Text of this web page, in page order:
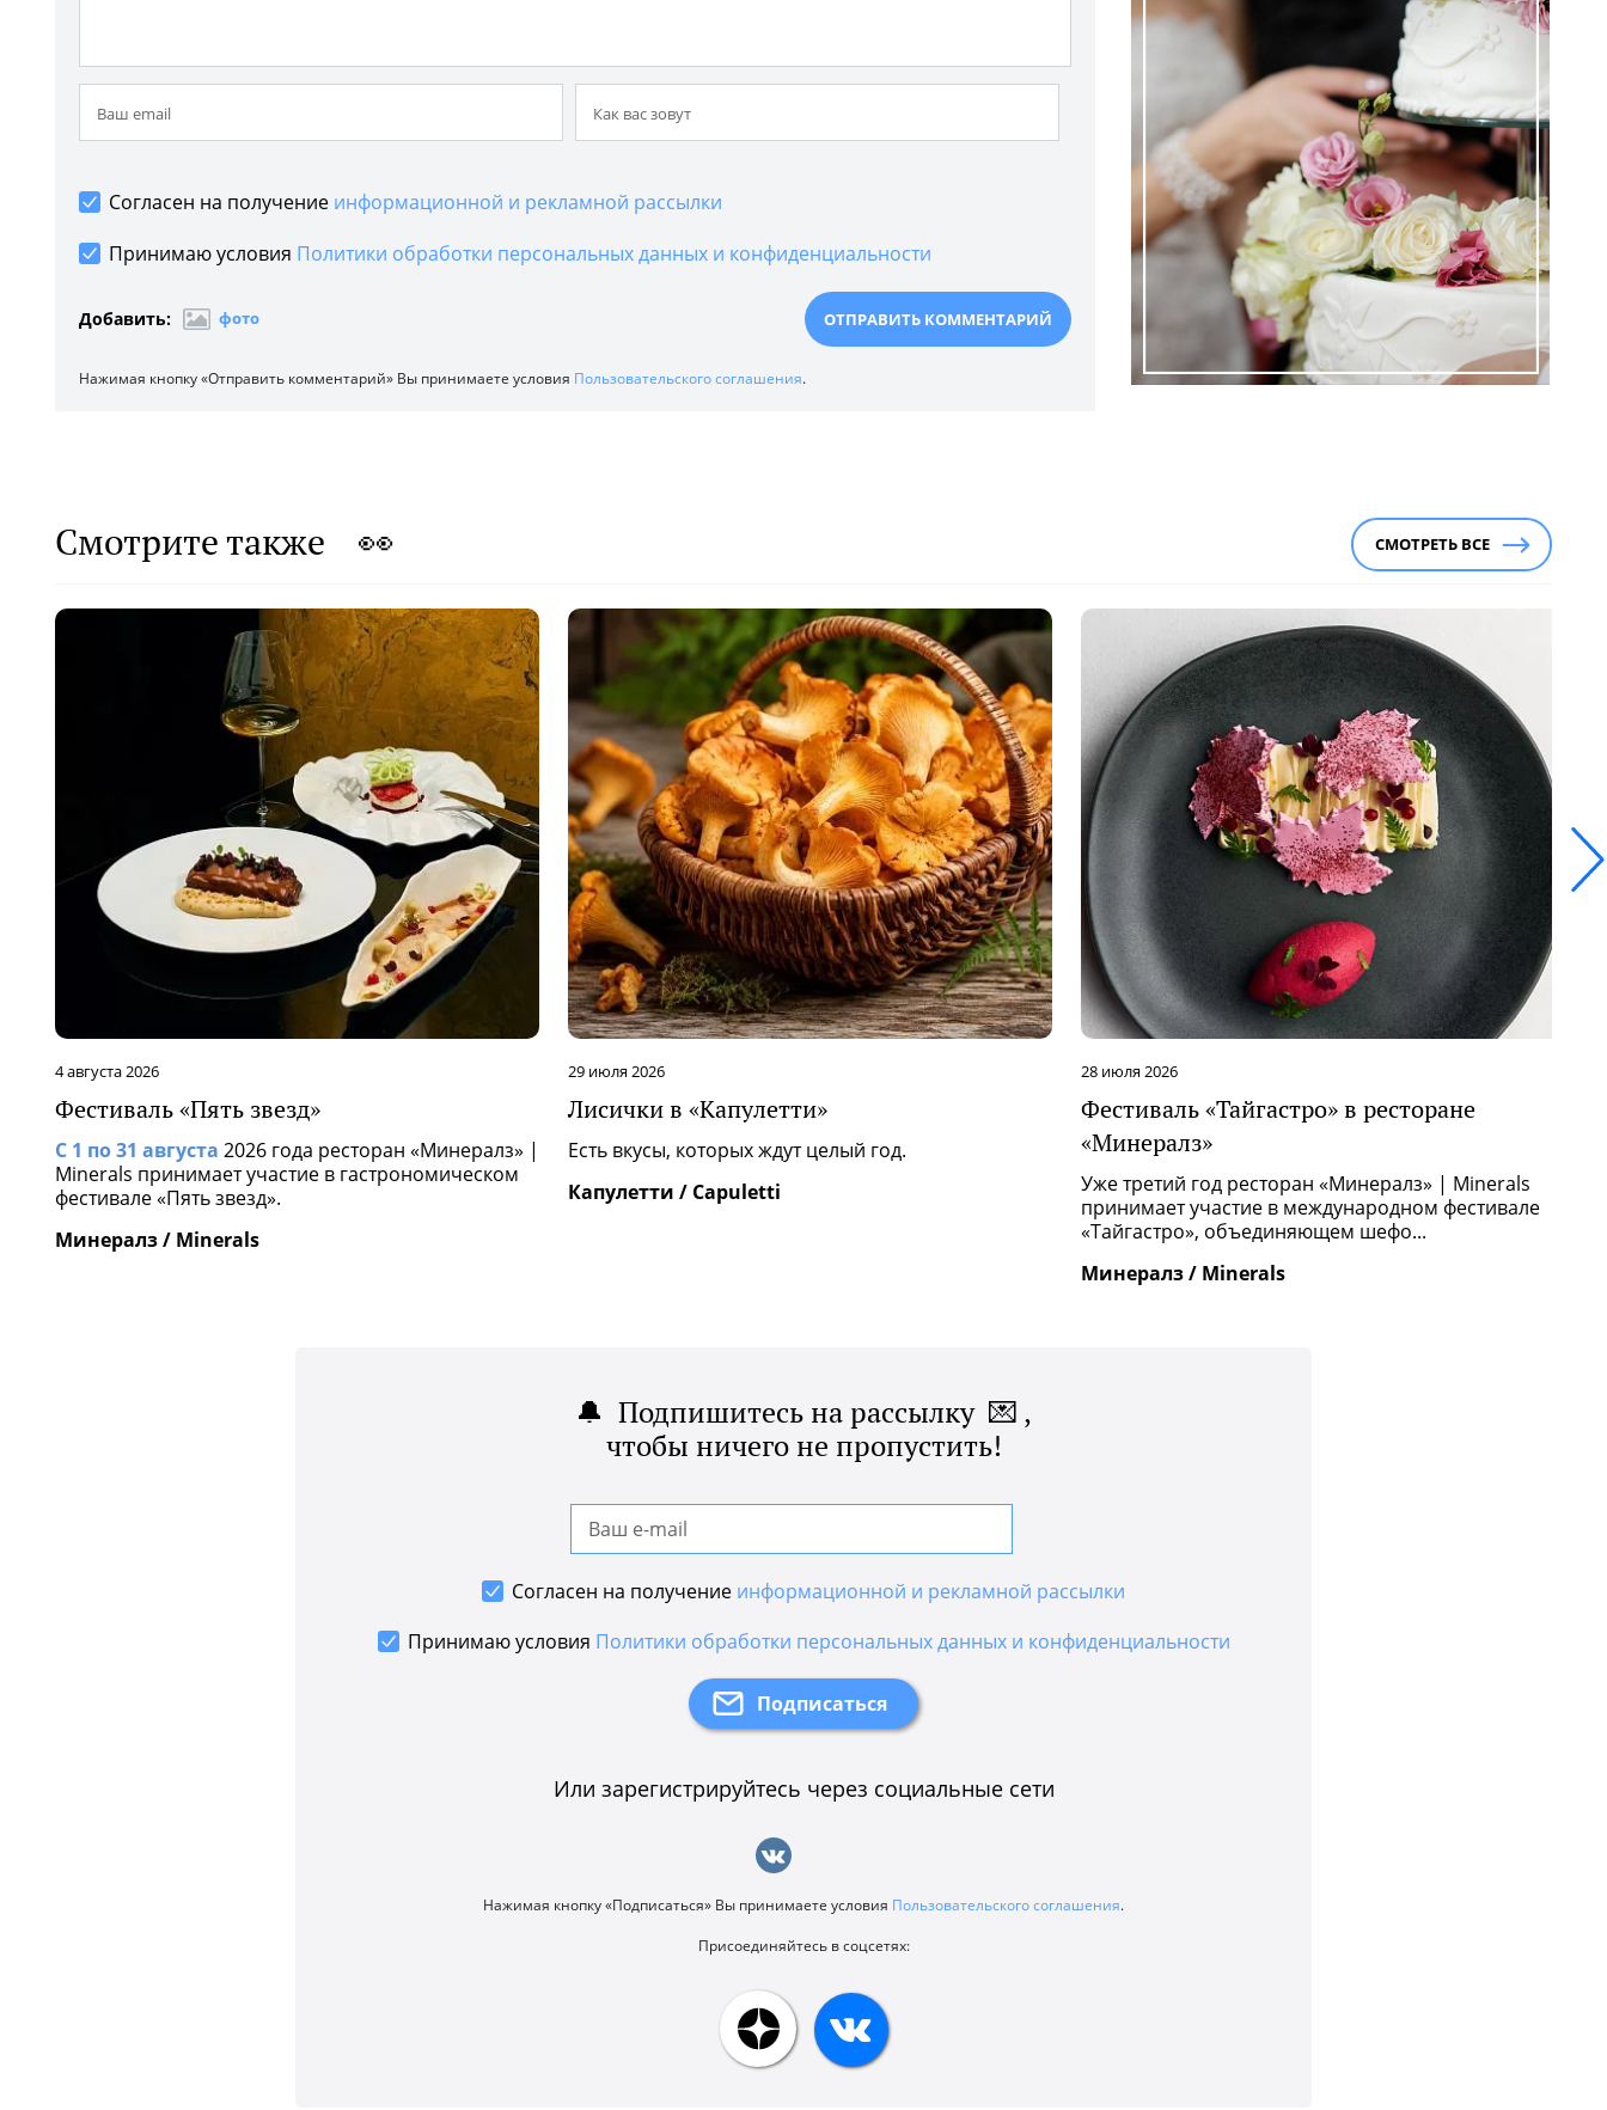
Согласен на получение информационной и рекламной рассылки
Принимаю условия Политики обработки персональных данных и конфиденциальности
Добавить: фото
Нажимая кнопку «Отправить комментарий» Вы принимаете условия Пользовательского соглашения.
Смотрите также 👀 СМОТРЕТЬ ВСЕ
4 августа 2026
Фестиваль «Пять звезд»
С 1 по 31 августа 2026 года ресторан «Минералз» |
Minerals принимает участие в гастрономическом
фестивале «Пять звезд».
Минералз / Minerals
29 июля 2026
Лисички в «Капулетти»
Есть вкусы, которых ждут целый год.
Капулетти / Capuletti
28 июля 2026
Фестиваль «Тайгастро» в ресторане
«Минералз»
Уже третий год ресторан «Минералз» | Minerals
принимает участие в международном фестивале
«Тайгастро», объединяющем шефо...
Минералз / Minerals
🔔 Подпишитесь на рассылку 💌 ,
чтобы ничего не пропустить!
Согласен на получение информационной и рекламной рассылки
Принимаю условия Политики обработки персональных данных и конфиденциальности
Или зарегистрируйтесь через социальные сети
Нажимая кнопку «Подписаться» Вы принимаете условия Пользовательского соглашения.
Присоединяйтесь в соцсетях: